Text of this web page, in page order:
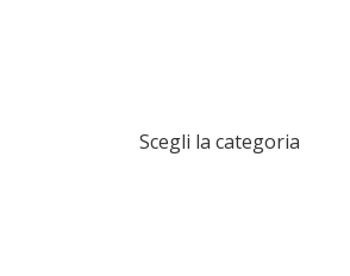
Scegli la categoria